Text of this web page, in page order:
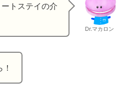
トステイの介
Dr.マカロン